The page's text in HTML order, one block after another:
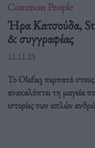
Common People
Ήρα Κατσούδα,
& συγγραφέας
11.11.25
Το Olafaq περπατά
ανακαλύπτει τη μαγεία
ιστορίες των απλών